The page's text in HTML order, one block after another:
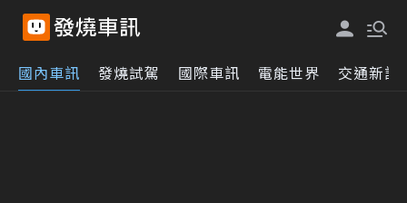
國內車訊 發燒試駕 國際車訊 電能世界 交通新訊